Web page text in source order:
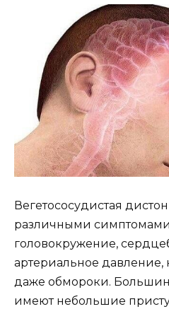
Вегетососудистая
различными
головокружение,
артериальное
даже обмороки.
имеют небольшие